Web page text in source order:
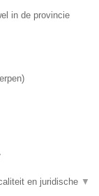
in de provincie
)
en juridische ▼